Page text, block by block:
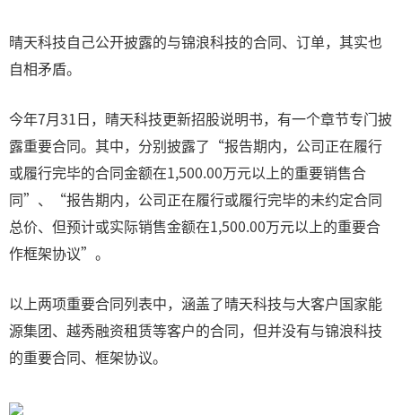
晴天科技自己公开披露的与锦浪科技的合同、订单，其实也
自相矛盾。
今年7月31日，晴天科技更新招股说明书，有一个章节专门披
露重要合同。其中，分别披露了“报告期内，公司正在履行
或履行完毕的合同金额在1,500.00万元以上的重要销售合
同”、“报告期内，公司正在履行或履行完毕的未约定合同
总价、但预计或实际销售金额在1,500.00万元以上的重要合
作框架协议”。
以上两项重要合同列表中，涵盖了晴天科技与大客户国家能
源集团、越秀融资租赁等客户的合同，但并没有与锦浪科技
的重要合同、框架协议。